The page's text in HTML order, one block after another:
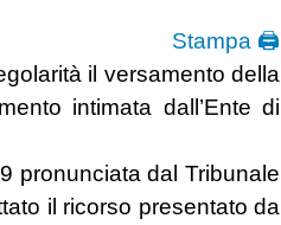
Stampa 🖨
il versamento della
intimata dall’Ente di
pronunciata dal Tribunale
il ricorso presentato da